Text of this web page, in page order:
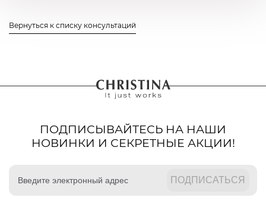
Вернуться к списку консультаций
ПОДПИСЫВАЙТЕСЬ НА НАШИ
НОВИНКИ И СЕКРЕТНЫЕ АКЦИИ!